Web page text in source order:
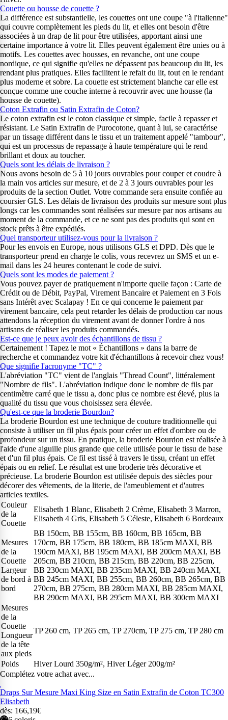
Couette ou housse de couette ?
La différence est substantielle, les couettes ont une coupe "à l'italienne"
qui couvre complètement les pieds du lit, et elles ont besoin d'être
associées à un drap de lit pour être utilisées, apportant ainsi une
certaine importance à votre lit. Elles peuvent également être unies ou à
motifs. Les couettes avec housses, en revanche, ont une coupe
nordique, ce qui signifie qu'elles ne dépassent pas beaucoup du lit, les
rendant plus pratiques. Elles facilitent le refait du lit, tout en le rendant
plus moderne et sobre. La couette est strictement blanche car elle est
conçue comme une couche interne à recouvrir avec une housse (la
housse de couette).
Coton Extrafin ou Satin Extrafin de Coton?
Le coton extrafin est le coton classique et simple, facile à repasser et
résistant. Le Satin Extrafin de Purocotone, quant à lui, se caractérise
par un tissage différent dans le tissu et un traitement appelé "tambour",
qui est un processus de repassage à haute température qui le rend
brillant et doux au toucher.
Quels sont les délais de livraison ?
Nous avons besoin de 5 à 10 jours ouvrables pour couper et coudre à
la main vos articles sur mesure, et de 2 à 3 jours ouvrables pour les
produits de la section Outlet. Votre commande sera ensuite confiée au
coursier GLS. Les délais de livraison des produits sur mesure sont plus
longs car les commandes sont réalisées sur mesure par nos artisans au
moment de la commande, et ce ne sont pas des produits qui sont en
stock prêts à être expédiés.
Quel transporteur utilisez-vous pour la livraison ?
Pour les envois en Europe, nous utilisons GLS et DPD. Dès que le
transporteur prend en charge le colis, vous recevrez un SMS et un e-
mail dans les 24 heures contenant le code de suivi.
Quels sont les modes de paiement ?
Vous pouvez payer de pratiquement n'importe quelle façon : Carte de
Crédit ou de Débit, PayPal, Virement Bancaire et Paiement en 3 Fois
sans Intérêt avec Scalapay ! En ce qui concerne le paiement par
virement bancaire, cela peut retarder les délais de production car nous
attendons la réception du virement avant de donner l'ordre à nos
artisans de réaliser les produits commandés.
Est-ce que je peux avoir des échantillons de tissu ?
Certainement ! Tapez le mot « Échantillons » dans la barre de
recherche et commandez votre kit d'échantillons à recevoir chez vous!
Que signifie l'acronyme "TC" ?
L'abréviation "TC" vient de l'anglais "Thread Count", littéralement
"Nombre de fils". L'abréviation indique donc le nombre de fils par
centimètre carré que le tissu a, donc plus ce nombre est élevé, plus la
qualité du tissu que vous choisissez sera élevée.
Qu'est-ce que la broderie Bourdon?
La broderie Bourdon est une technique de couture traditionnelle qui
consiste à utiliser un fil plus épais pour créer un effet d'ombre ou de
profondeur sur un tissu. En pratique, la broderie Bourdon est réalisée à
l'aide d'une aiguille plus grande que celle utilisée pour le tissu de base
et d'un fil plus épais. Ce fil est tissé à travers le tissu, créant un effet
épais ou en relief. Le résultat est une broderie très décorative et
précieuse. La broderie Bourdon est utilisée depuis des siècles pour
décorer des vêtements, de la literie, de l'ameublement et d'autres
articles textiles.
Couleur
de la
Couette
Elisabeth 1 Blanc, Elisabeth 2 Crème, Elisabeth 3 Marron,
Elisabeth 4 Gris, Elisabeth 5 Céleste, Elisabeth 6 Bordeaux
Mesures
de la
Couette
Largeur
de bord à
bord
BB 150cm, BB 155cm, BB 160cm, BB 165cm, BB
170cm, BB 175cm, BB 180cm, BB 185cm MAXI, BB
190cm MAXI, BB 195cm MAXI, BB 200cm MAXI, BB
205cm, BB 210cm, BB 215cm, BB 220cm, BB 225cm,
BB 230cm MAXI, BB 235cm MAXI, BB 240cm MAXI,
BB 245cm MAXI, BB 255cm, BB 260cm, BB 265cm, BB
270cm, BB 275cm, BB 280cm MAXI, BB 285cm MAXI,
BB 290cm MAXI, BB 295cm MAXI, BB 300cm MAXI
Mesures
de la
Couette
Longueur
de la tête
aux pieds
TP 260 cm, TP 265 cm, TP 270cm, TP 275 cm, TP 280 cm
Poids
Hiver Lourd 350g/m², Hiver Léger 200g/m²
Complétez votre achat avec...
Draps Sur Mesure Maxi King Size en Satin Extrafin de Coton TC300
Elisabeth
dès: 166,19€